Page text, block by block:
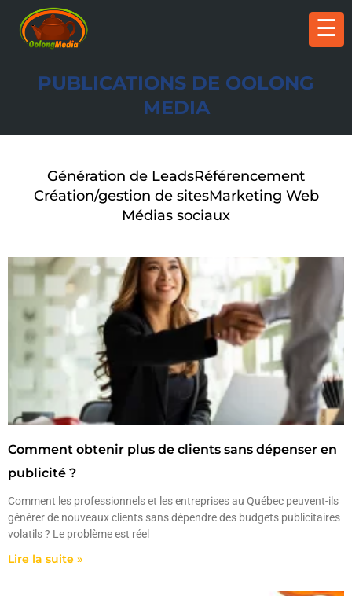
☰
PUBLICATIONS DE OOLONG
MEDIA
Génération de LeadsRéférencement
Création/gestion de sitesMarketing Web
Médias sociaux
Comment obtenir plus de clients sans dépenser en
publicité ?
Comment les professionnels et les entreprises au Québec peuvent-ils
générer de nouveaux clients sans dépendre des budgets publicitaires
volatils ? Le problème est réel
Lire la suite »